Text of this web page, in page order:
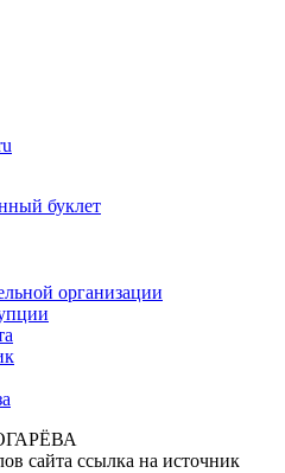
буклет
организации
сайта ссылка на источник